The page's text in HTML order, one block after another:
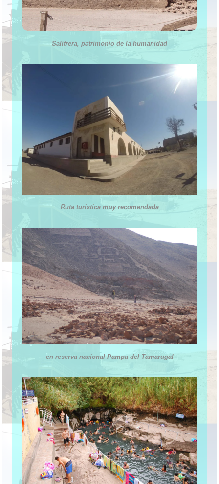
Salitrera, patrimonio de la humanidad
Ruta turistica muy recomendada
en reserva nacional Pampa del Tamarugal